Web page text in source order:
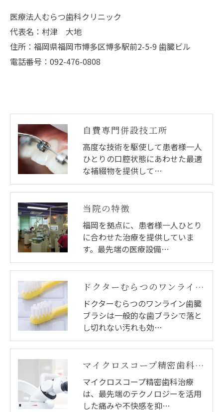
医療法人むらつ歯科クリニック
代表名：村津 大地
住所：福岡県福岡市博多区博多駅前2-5-9 歯臓ビル
電話番号：092-476-0808
自費専門併設技工所
高度な技術を駆使して患者様一人
ひとりの口腔状態にあわせた最適
な補綴物を提供して…
当院の特徴
福岡を拠点に、患者様一人ひとり
に合わせた治療を提供していま
す。最先端の医療設備…
ドクターむらつのワンライン歯臓ブラシ
ドクターむらつのワンライン歯臓
ブラシは一般的な歯ブラシで落と
し切れない汚れも効…
マイクロスコープ精密歯科治療
マイクロスコープ精密歯科治療
は、最先端のテクノロジーを活用
した痛みや不快感を抑…